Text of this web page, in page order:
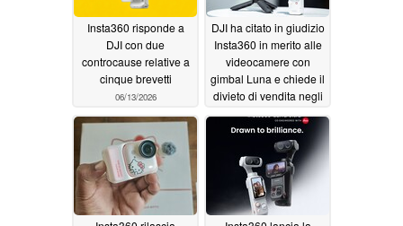
Insta360 risponde a
DJI con due
controcause relative a
cinque brevetti
06/13/2026
DJI ha citato in giudizio
Insta360 in merito alle
videocamere con
gimbal Luna e chiede il
divieto di vendita negli
Stati Uniti06/12/2026